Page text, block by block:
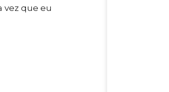
vez que eu